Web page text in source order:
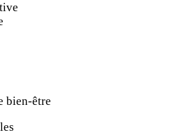
bien-être